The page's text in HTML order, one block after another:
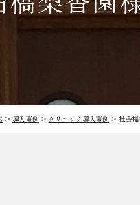
> 導入事例 > クリニック導入事例 > 社会